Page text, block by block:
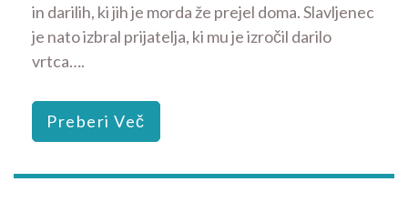
in darilih, ki jih je morda že prejel doma. Slavljenec
je nato izbral prijatelja, ki mu je izročil darilo
vrtca….
Preberi Več